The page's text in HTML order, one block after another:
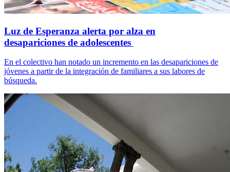
Luz de Esperanza alerta por alza en
desapariciones de adolescentes
En el colectivo han notado un incremento en las desapariciones de
jóvenes a partir de la integración de familiares a sus labores de
búsqueda.